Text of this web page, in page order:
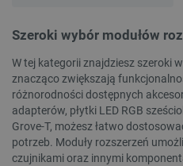
Szeroki wybór modułów
W tej kategorii znajdziesz szeroki
znacząco zwiększają
różnorodności dostępnych
adapterów, płytki LED RGB
Grove-T, możesz łatwo
potrzeb. Moduły rozszerzeń
czujnikami oraz innymi